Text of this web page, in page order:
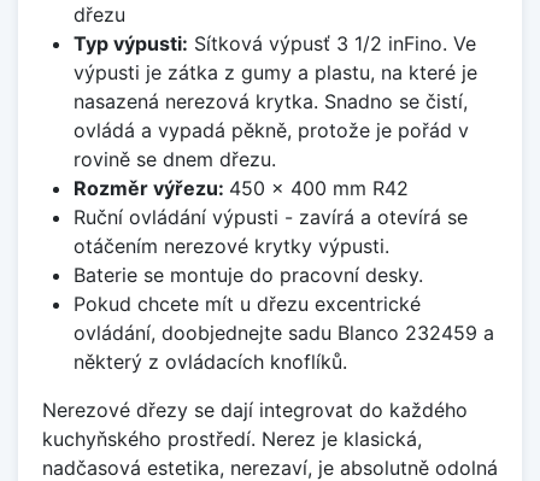
dřezu
Typ výpusti: Sítková výpusť 3 1/2 inFino. Ve
výpusti je zátka z gumy a plastu, na které je
nasazená nerezová krytka. Snadno se čistí,
ovládá a vypadá pěkně, protože je pořád v
rovině se dnem dřezu.
Rozměr výřezu: 450 x 400 mm R42
Ruční ovládání výpusti - zavírá a otevírá se
otáčením nerezové krytky výpusti.
Baterie se montuje do pracovní desky.
Pokud chcete mít u dřezu excentrické
ovládání, doobjednejte sadu Blanco 232459 a
některý z ovládacích knoflíků.
Nerezové dřezy se dají integrovat do každého
kuchyňského prostředí. Nerez je klasická,
nadčasová estetika, nerezaví, je absolutně odolná